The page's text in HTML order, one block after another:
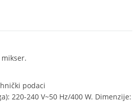
podaci
220-240 V~50 Hz/400 W. Dimenzije: